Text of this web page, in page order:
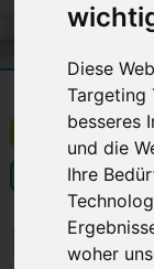
Diese
Targeting
besseres
und die
Ihre
woher
Zahnersatz an